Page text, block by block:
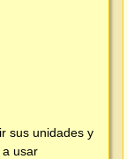
sus unidades y
a usar